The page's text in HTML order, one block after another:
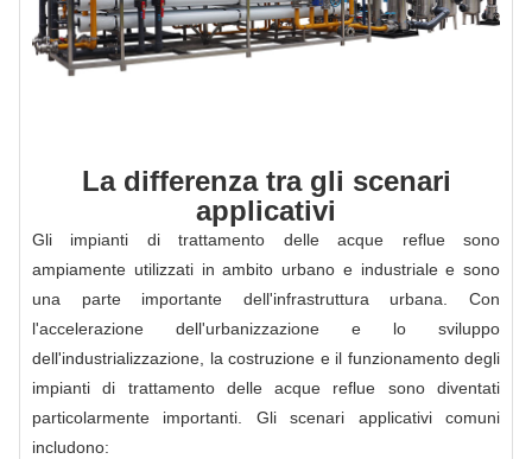
La differenza tra gli scenari
applicativi
Gli impianti di trattamento delle acque reflue sono
ampiamente utilizzati in ambito urbano e industriale e sono
una parte importante dell'infrastruttura urbana. Con
l'accelerazione dell'urbanizzazione e lo sviluppo
dell'industrializzazione, la costruzione e il funzionamento degli
impianti di trattamento delle acque reflue sono diventati
particolarmente importanti. Gli scenari applicativi comuni
includono: